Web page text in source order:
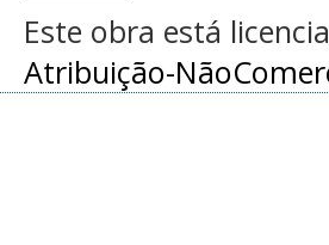
Este obra está
Atribuição-